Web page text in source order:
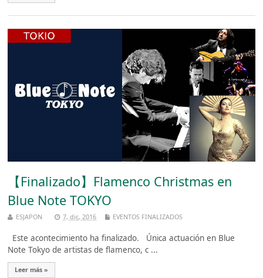
【Finalizado】Flamenco Christmas en
Blue Note TOKYO
ESJAPON 7, dic, 2016 EVENTOS FINALIZADOS
Este acontecimiento ha finalizado. Única actuación en Blue
Note Tokyo de artistas de flamenco, c ...
Leer más »